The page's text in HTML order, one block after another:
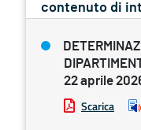
contenuto di
22 aprile
Scarica